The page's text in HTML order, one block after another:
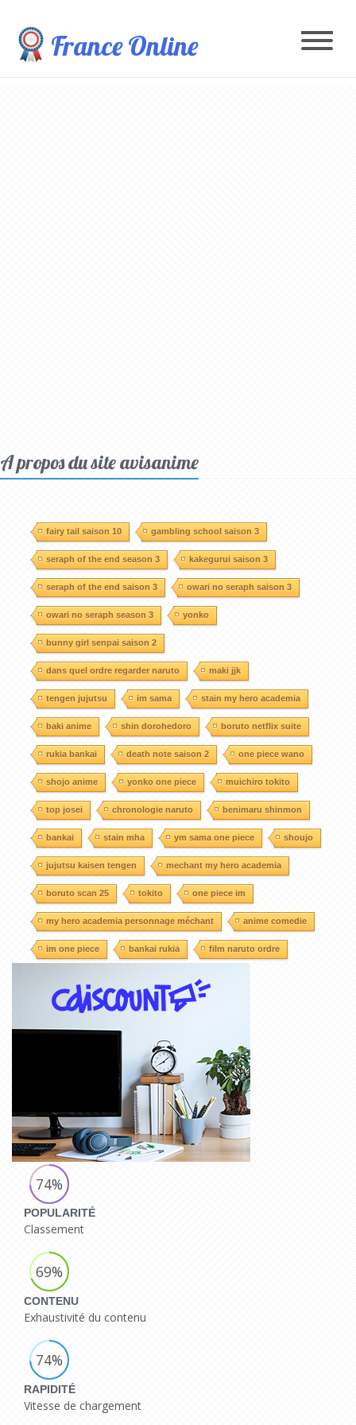
France Online
A propos du site avisanime
fairy tail saison 10 gambling school saison 3
seraph of the end season 3 kakegurui saison 3
seraph of the end saison 3 owari no seraph saison 3
owari no seraph season 3 yonko
bunny girl senpai saison 2
dans quel ordre regarder naruto maki jjk
tengen jujutsu im sama stain my hero academia
baki anime shin dorohedoro boruto netflix suite
rukia bankai death note saison 2 one piece wano
shojo anime yonko one piece muichiro tokito
top josei chronologie naruto benimaru shinmon
bankai stain mha ym sama one piece shoujo
jujutsu kaisen tengen mechant my hero academia
boruto scan 25 tokito one piece im
my hero academia personnage méchant anime comedie
im one piece bankai rukia film naruto ordre
74%
POPULARITÉ
Classement
69%
CONTENU
Exhaustivité du contenu
74%
RAPIDITÉ
Vitesse de chargement